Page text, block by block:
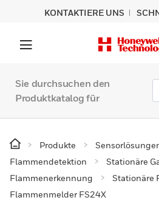
KONTAKTIERE UNS
Sie durchsuchen den
Produktkatalog für
Produkte
Flammendetektion
Stationäre
Flammenerkennung
Stationäre
Flammenmelder FS24X